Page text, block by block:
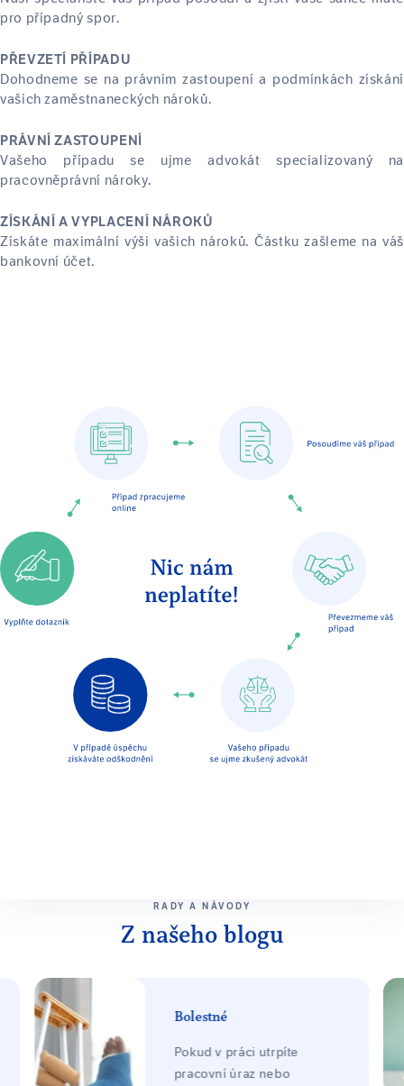
pro případný spor.
PŘEVZETÍ PŘÍPADU
Dohodneme se na právním zastoupení a podmínkách získání
vašich zaměstnaneckých nároků.
PRÁVNÍ ZASTOUPENÍ
Vašeho případu se ujme advokát specializovaný na
pracovněprávní nároky.
ZÍSKÁNÍ A VYPLACENÍ NÁROKŮ
Získáte maximální výši vašich nároků. Částku zašleme na váš
bankovní účet.
RADY A NÁVODY
Z našeho blogu
Bolestné
Pokud v práci utrpíte
pracovní úraz nebo